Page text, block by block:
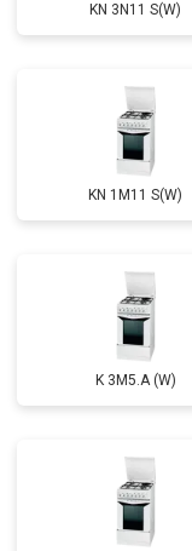
KN 3N11 S(W)
KN 1M11 S(W)
K 3M5.A (W)